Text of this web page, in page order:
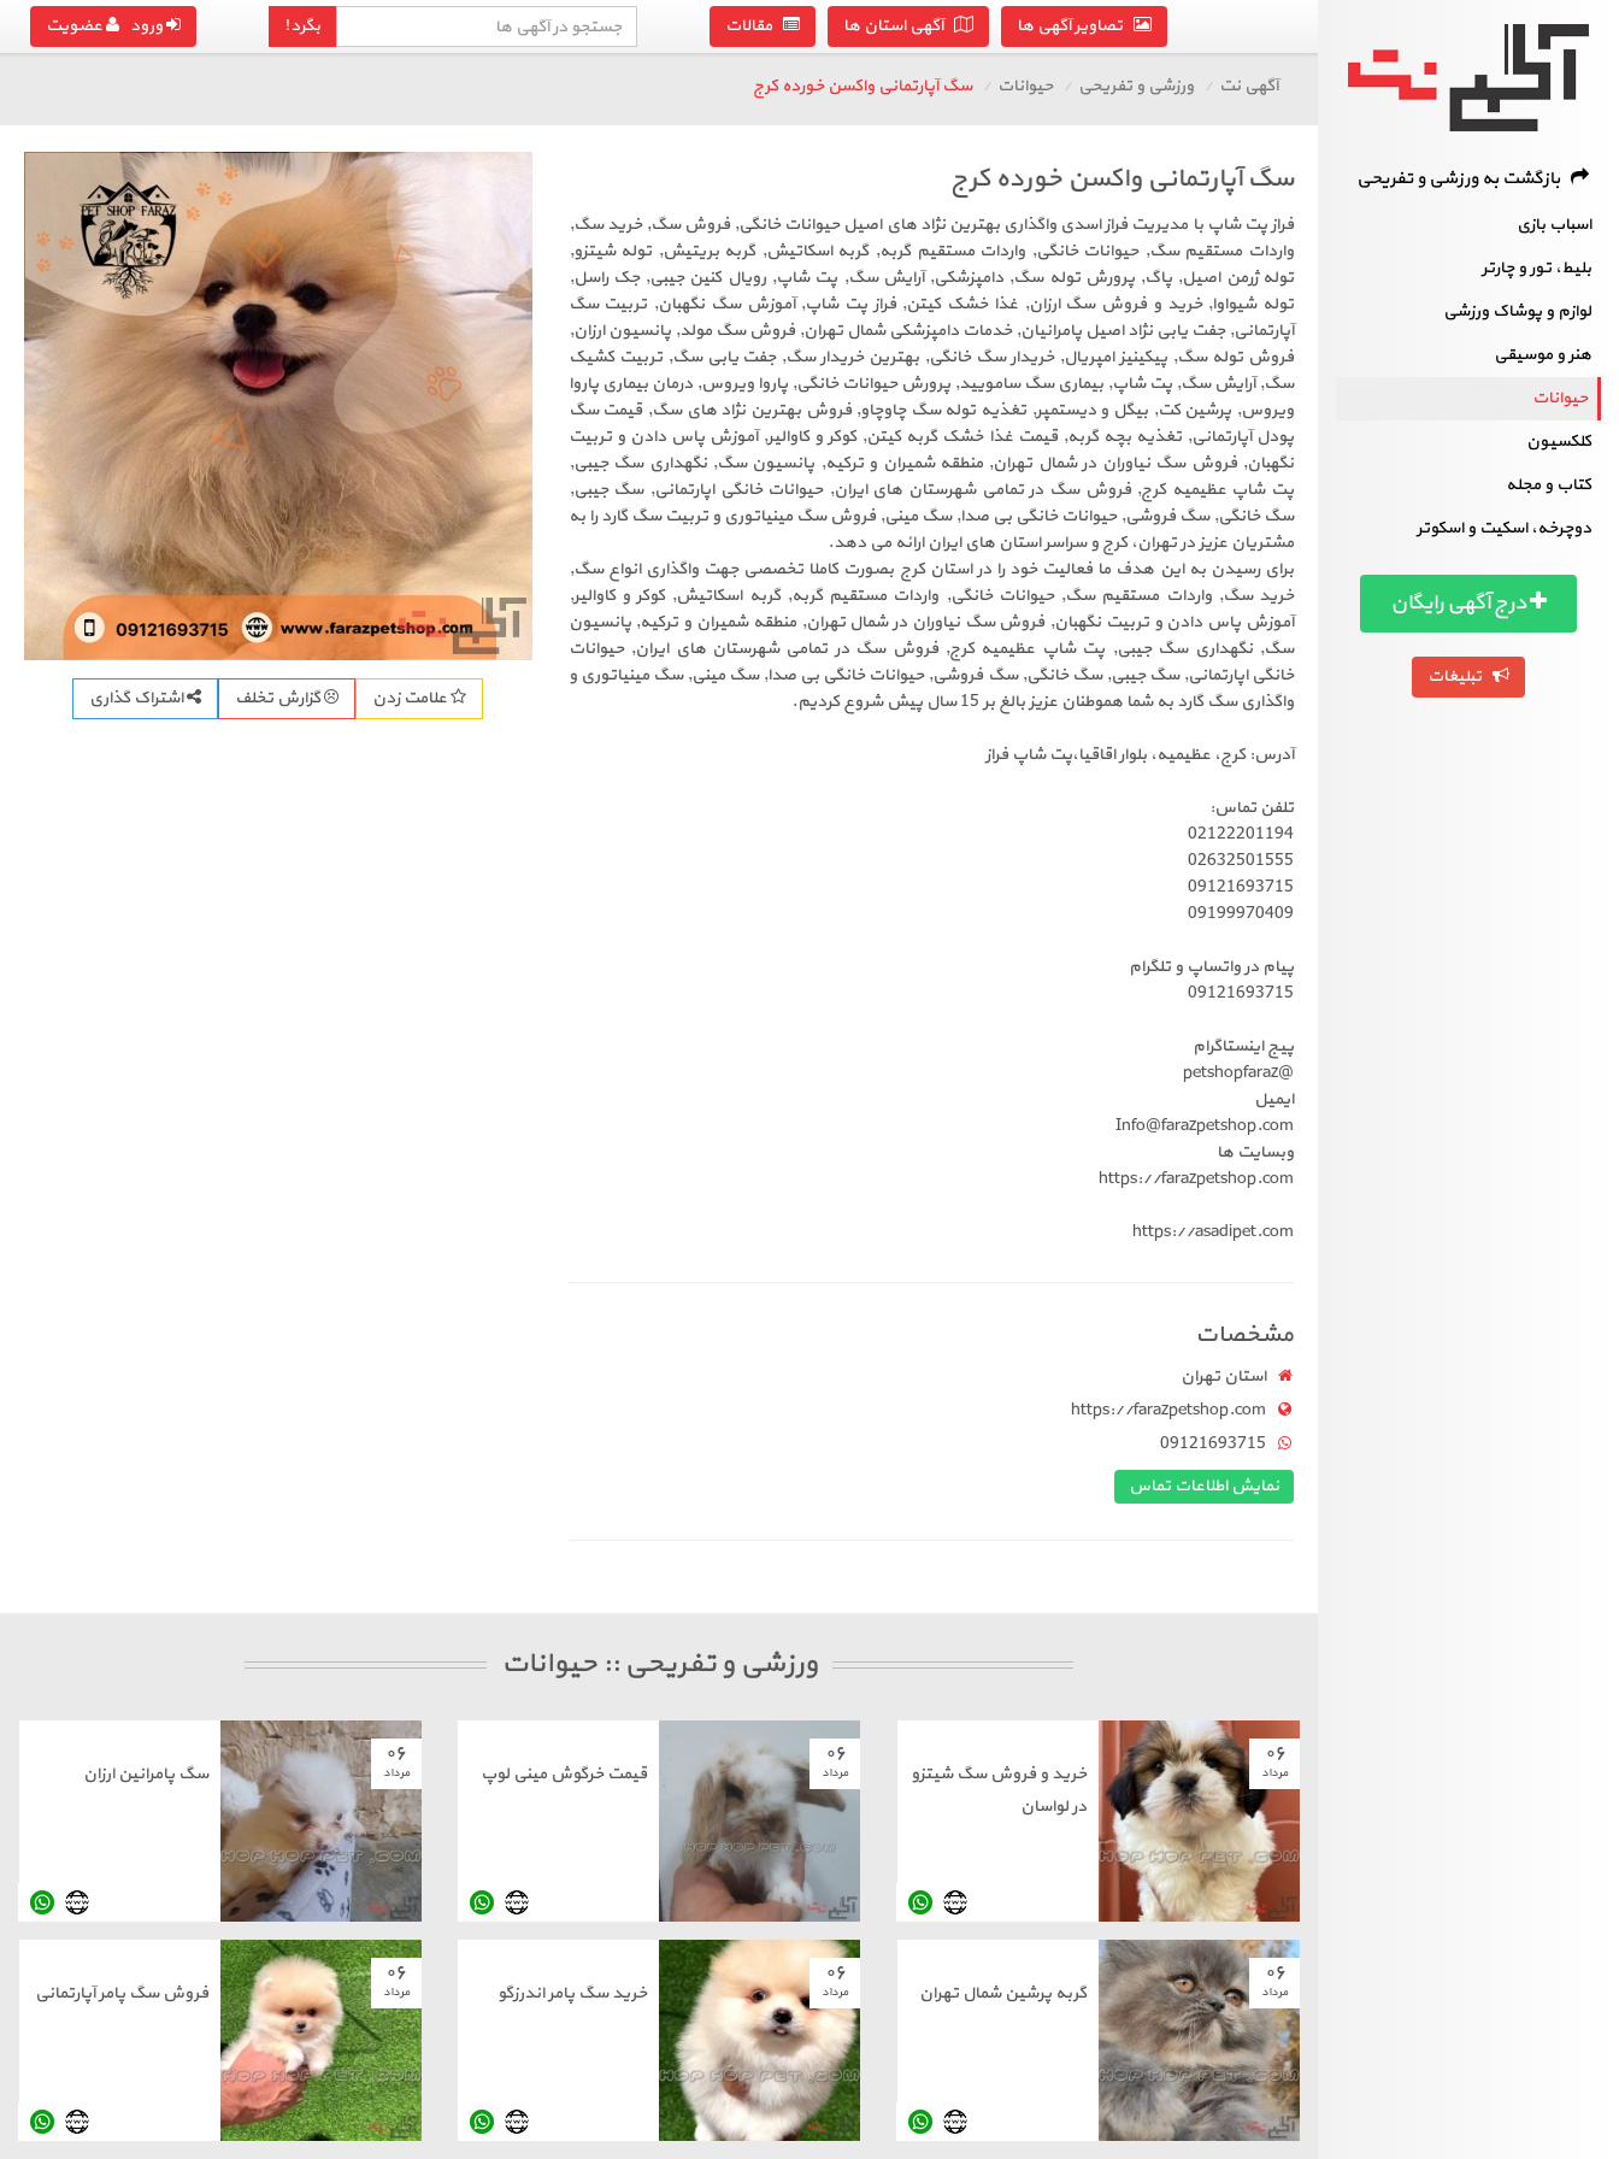
ورود عضویت بگرد! تصاویر آگهی ها آگهی استان ها مقالات
بازگشت به ورزشی و تفریحی
اسباب‌ بازی
بلیط، تور و چارتر
لوازم و پوشاک ورزشی
هنر و موسیقی
حیوانات
کلکسیون
کتاب و مجله
دوچرخه، اسکیت و اسکوتر
درج آگهی رایگان
تبلیغات
آگهی نت ورزشی و تفریحی حیوانات سگ آپارتمانی واکسن خورده کرج
سگ آپارتمانی واکسن خورده کرج
فراز پت شاپ با مدیریت فراز اسدی واگذاری بهترین نژاد های اصیل حیوانات خانگی, فروش سگ, خرید سگ,
واردات مستقیم سگ, حیوانات خانگی, واردات مستقیم گربه, گربه اسکاتیش, گربه بریتیش, توله شیتزو,
توله ژرمن اصیل, پاگ, پرورش توله سگ, دامپزشکی, آرایش سگ, پت شاپ, رویال کنین جیبی, جک راسل,
توله شیواوا, خرید و فروش‌ سگ ارزان, غذا خشک کیتن, فراز پت شاپ, آموزش سگ نگهبان, تربیت سگ
آپارتمانی, جفت یابی نژاد اصیل پامرانیان, خدمات دامپزشکی شمال تهران, فروش سگ مولد, پانسیون ارزان,
فروش توله سگ, پیکینیز امپریال, خریدار سگ خانگی, بهترین خریدار سگ, جفت یابی سگ, تربیت کشیک
سگ, آرایش سگ, پت شاپ, بیماری سگ سامویید, پرورش حیوانات خانگی, پاروا ویروس, درمان بیماری پاروا
ویروس, پرشین کت, بیگل و دیستمپر, تغذیه توله سگ چاوچاو, فروش بهترین نژاد های سگ, قیمت سگ
پودل آپارتمانی, تغذیه بچه گربه, قیمت غذا خشک گربه کیتن, کوکر و کاوالیر, آموزش پاس دادن و تربیت
نگهبان, فروش سگ نیاوران در شمال تهران, منطقه شمیران و ترکیه, پانسیون سگ, نگهداری سگ جیبی,
پت شاپ عظیمیه کرج, فروش سگ در تمامی شهرستان های ایران, حیوانات خانگی اپارتمانی, سگ جیبی,
سگ خانگی, سگ فروشی, حیوانات خانگی بی صدا, سگ مینی, فروش سگ مینیاتوری و تربیت سگ گارد را به
مشتریان عزیز در تهران، کرج و سراسر استان های ایران ارائه می دهد.
برای رسیدن به این هدف ما فعالیت خود را در استان کرج بصورت کاملا تخصصی جهت واگذاری انواع سگ,
خرید سگ, واردات مستقیم سگ, حیوانات خانگی, واردات مستقیم گربه, گربه اسکاتیش, کوکر و کاوالیر,
آموزش پاس دادن و تربیت نگهبان, فروش سگ نیاوران در شمال تهران, منطقه شمیران و ترکیه, پانسیون
سگ, نگهداری سگ جیبی, پت شاپ عظیمیه کرج, فروش سگ در تمامی شهرستان های ایران, حیوانات
خانگی اپارتمانی, سگ جیبی, سگ خانگی, سگ فروشی, حیوانات خانگی بی صدا, سگ مینی, سگ مینیاتوری و
واگذاری سگ گارد به شما هموطنان عزیز بالغ بر 15 سال پیش شروع کردیم.
آدرس: کرج، عظیمیه، بلوار اقاقیا،پت شاپ فراز
تلفن تماس:
02122201194
02632501555
09121693715
09199970409
پیام در واتساپ و تلگرام
09121693715
پیج اینستاگرام
@petshopfaraz
ایمیل
Info@farazpetshop.com
وبسایت ها
https://farazpetshop.com
https://asadipet.com
مشخصات
استان تهران
https://farazpetshop.com
09121693715
نمایش اطلاعات تماس
علامت زدن گزارش تخلف اشتراک گذاری
ورزشی و تفریحی :: حیوانات
۰۶
مرداد
خرید و فروش سگ شیتزو
در لواسان
۰۶
مرداد قیمت خرگوش مینی لوپ
۰۶
مرداد سگ پامرانین ارزان
۰۶
مرداد گربه پرشین شمال تهران
۰۶
مرداد خرید سگ پامر اندرزگو
۰۶
مرداد فروش سگ پامر آپارتمانی